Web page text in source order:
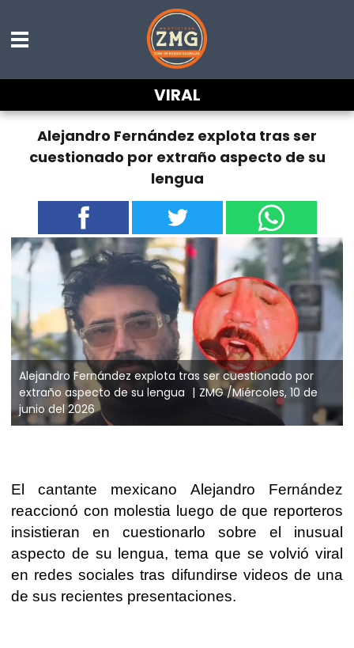
VIRAL
Alejandro Fernández explota tras ser
cuestionado por extraño aspecto de su
lengua
Alejandro Fernández explota tras ser cuestionado por
extraño aspecto de su lengua
ZMG /Miércoles, 10 de
junio del 2026
El cantante mexicano Alejandro Fernández
reaccionó con molestia luego de que reporteros
insistieran en cuestionarlo sobre el inusual
aspecto de su lengua, tema que se volvió viral
en redes sociales tras difundirse videos de una
de sus recientes presentaciones.